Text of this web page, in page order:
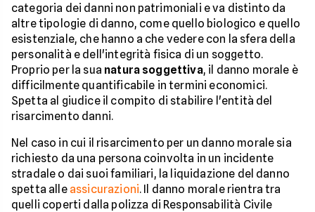
categoria dei danni non patrimoniali e va distinto da
altre tipologie di danno, come quello biologico e quello
esistenziale, che hanno a che vedere con la sfera della
personalità e dell'integrità fisica di un soggetto.
Proprio per la sua natura soggettiva, il danno morale è
difficilmente quantificabile in termini economici.
Spetta al giudice il compito di stabilire l'entità del
risarcimento danni.
Nel caso in cui il risarcimento per un danno morale sia
richiesto da una persona coinvolta in un incidente
stradale o dai suoi familiari, la liquidazione del danno
spetta alle assicurazioni. Il danno morale rientra tra
quelli coperti dalla polizza di Responsabilità Civile